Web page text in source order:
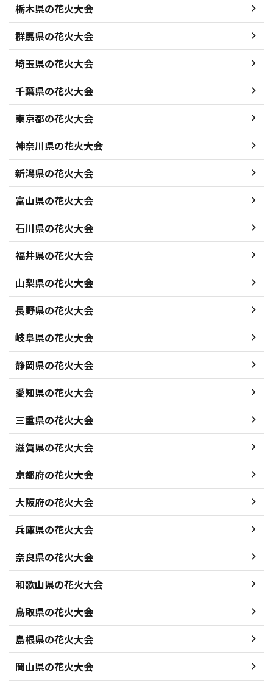
栃木県の花火大会
群馬県の花火大会
埼玉県の花火大会
千葉県の花火大会
東京都の花火大会
神奈川県の花火大会
新潟県の花火大会
富山県の花火大会
石川県の花火大会
福井県の花火大会
山梨県の花火大会
長野県の花火大会
岐阜県の花火大会
静岡県の花火大会
愛知県の花火大会
三重県の花火大会
滋賀県の花火大会
京都府の花火大会
大阪府の花火大会
兵庫県の花火大会
奈良県の花火大会
和歌山県の花火大会
鳥取県の花火大会
島根県の花火大会
岡山県の花火大会